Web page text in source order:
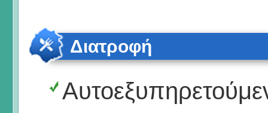
Διατροφή